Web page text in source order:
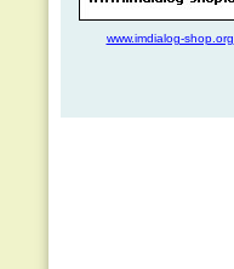
www.imdialog-shop.org